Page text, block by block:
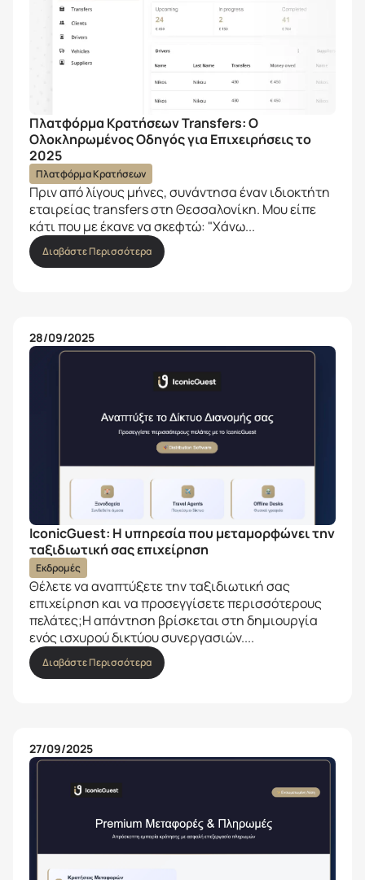
Πλατφόρμα Κρατήσεων Transfers: Ο
Ολοκληρωμένος Οδηγός για Επιχειρήσεις το
2025
Πλατφόρμα Κρατήσεων
Πριν από λίγους μήνες, συνάντησα έναν ιδιοκτήτη
εταιρείας transfers στη Θεσσαλονίκη. Μου είπε
κάτι που με έκανε να σκεφτώ: "Χάνω...
Διαβάστε Περισσότερα
28/09/2025
IconicGuest: Η υπηρεσία που μεταμορφώνει την
ταξιδιωτική σας επιχείρηση
Εκδρομές
Θέλετε να αναπτύξετε την ταξιδιωτική σας
επιχείρηση και να προσεγγίσετε περισσότερους
πελάτες;Η απάντηση βρίσκεται στη δημιουργία
ενός ισχυρού δικτύου συνεργασιών....
Διαβάστε Περισσότερα
27/09/2025